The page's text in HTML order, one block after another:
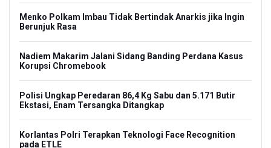
Menko Polkam Imbau Tidak Bertindak Anarkis jika Ingin
Berunjuk Rasa
Nadiem Makarim Jalani Sidang Banding Perdana Kasus
Korupsi Chromebook
Polisi Ungkap Peredaran 86,4 Kg Sabu dan 5.171 Butir
Ekstasi, Enam Tersangka Ditangkap
Korlantas Polri Terapkan Teknologi Face Recognition
pada ETLE